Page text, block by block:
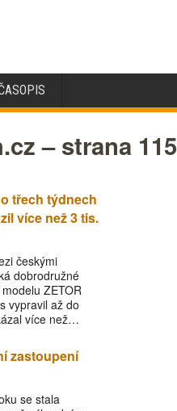
– strana 115
třech týdnech
více než 3 tis.
českými
dobrodružné
ZETOR
vypravil až do
více než…
zastoupení
se stala